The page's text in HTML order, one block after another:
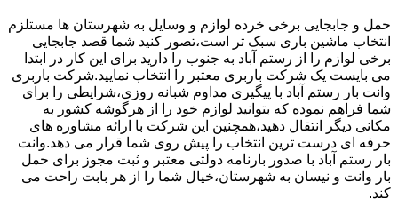
حمل و جابجایی برخی خرده لوازم و وسایل به شهرستان ها مستلزم
انتخاب ماشین باری سبک تر است،تصور کنید شما قصد جابجایی
برخی لوازم را از رستم آباد به جنوب را دارید برای این کار در ابتدا
می بایست یک شرکت باربری معتبر را انتخاب نمایید.شرکت باربری
وانت بار رستم آباد با پیگیری مداوم شبانه روزی،شرایطی را برای
شما فراهم نموده که بتوانید لوازم خود را از هرگوشه کشور به
مکانی دیگر انتقال دهید،همچنین این شرکت با ارائه مشاوره های
حرفه ای درست ترین انتخاب را پیش روی شما قرار می دهد.وانت
بار رستم آباد با صدور بارنامه دولتی معتبر و ثبت مجوز برای حمل
بار وانت و نیسان به شهرستان،خیال شما را از هر بابت راحت می
کند.